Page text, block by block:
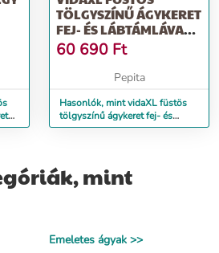
TÖLGYSZÍNŰ ÁGYKERET
FEJ- ÉS LÁBTÁMLÁVAL
140 X 200 CM
60 690 Ft
Pepita
Hasonlók, mint vidaXL füstös
tölgyszínű ágykeret fej- és
lábtámlával 140 x 200 cm
mint
Emeletes ágyak >>